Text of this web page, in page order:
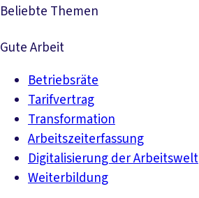
Beliebte Themen
Gute Arbeit
Betriebsräte
Tarifvertrag
Transformation
Arbeitszeiterfassung
Digitalisierung der Arbeitswelt
Weiterbildung